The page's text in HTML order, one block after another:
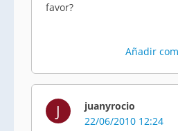
favor?
Añadir
J
juanyrocio
22/06/2010 12:24